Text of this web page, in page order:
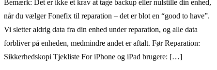
Bemærk: Det er ikke et krav at tage backup eller nulstille din enhed,
når du vælger Fonefix til reparation – det er blot en “good to have”.
Vi sletter aldrig data fra din enhed under reparation, og alle data
forbliver på enheden, medmindre andet er aftalt. Før Reparation:
Sikkerhedskopi Tjekliste For iPhone og iPad brugere: […]